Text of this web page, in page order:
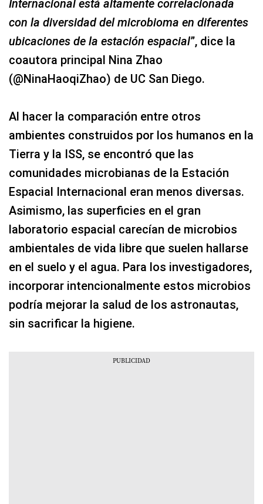
Internacional está altamente correlacionada
con la diversidad del microbioma en diferentes
ubicaciones de la estación espacial”, dice la
coautora principal Nina Zhao
(@NinaHaoqiZhao) de UC San Diego.
Al hacer la comparación entre otros
ambientes construidos por los humanos en la
Tierra y la ISS, se encontró que las
comunidades microbianas de la Estación
Espacial Internacional eran menos diversas.
Asimismo, las superficies en el gran
laboratorio espacial carecían de microbios
ambientales de vida libre que suelen hallarse
en el suelo y el agua. Para los investigadores,
incorporar intencionalmente estos microbios
podría mejorar la salud de los astronautas,
sin sacrificar la higiene.